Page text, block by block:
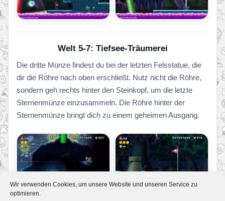
Wir verwenden Cookies, um unsere Website und unseren Service zu
optimieren.
Welt 5-7: Tiefsee-Träumerei
Die dritte Münze findest du bei der letzten Felsstatue, die
dir die Röhre nach oben erschließt. Nutz nicht die Röhre,
sondern geh rechts hinter den Steinkopf, um die letzte
Sternenmünze einzusammeln. Die Röhre hinter der
Sternenmünze bringt dich zu einem geheimen Ausgang.